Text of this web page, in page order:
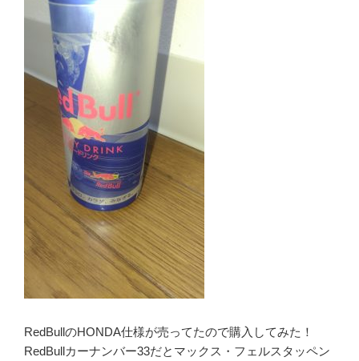
RedBullのHONDA仕様が売ってたので購入してみた！
RedBullカーナンバー33だとマックス・フェルスタッペン